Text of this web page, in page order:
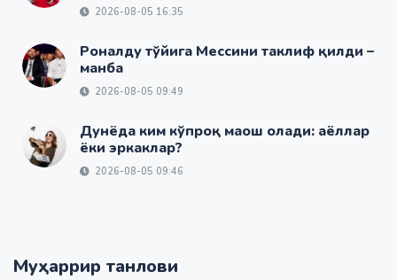
2026-08-05 16:35
Роналду тўйига Мессини таклиф қилди –
манба
2026-08-05 09:49
Дунёда ким кўпроқ маош олади: аёллар
ёки эркаклар?
2026-08-05 09:46
Муҳаррир танлови